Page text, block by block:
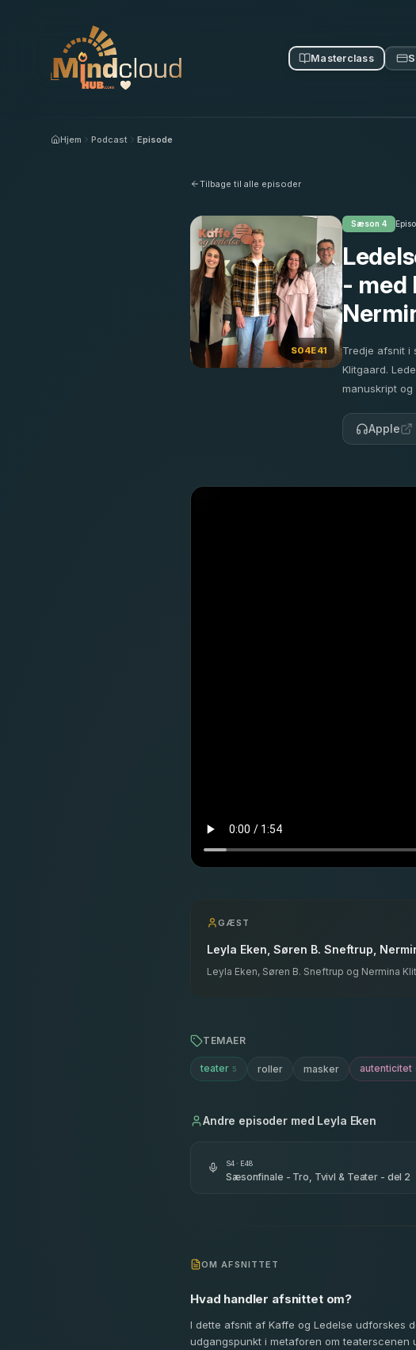
Masterclass
Hjem Podcast Episode
Tilbage til alle episoder
S04E41
Sæson 4
- med
Tredje afsnit i
Klitgaard.
manuskript og
Apple
GÆST
Leyla Eken, Søren B. Sneftrup,
Leyla Eken, Søren B. Sneftrup og Nermina
TEMAER
teater 5 roller masker autenticitet
Andre episoder med Leyla Eken
S4 · E48
Sæsonfinale - Tro, Tvivl & Teater - del 2
OM AFSNITTET
Hvad handler afsnittet om?
I dette afsnit af Kaffe og Ledelse udforskes
udgangspunkt i metaforen om teaterscenen